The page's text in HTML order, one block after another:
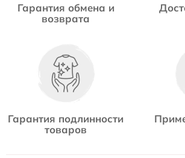
Гарантия обмена и
возврата
Гарантия подлинности
товаров